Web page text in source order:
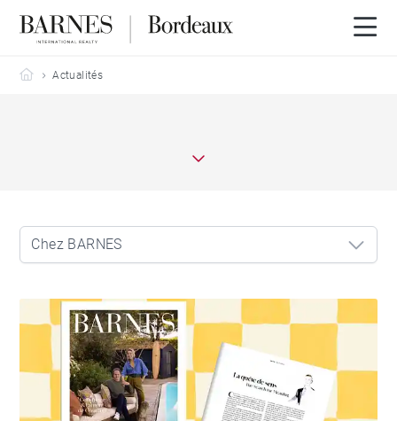
Barnes Bordeaux
Actualités
Chez BARNES